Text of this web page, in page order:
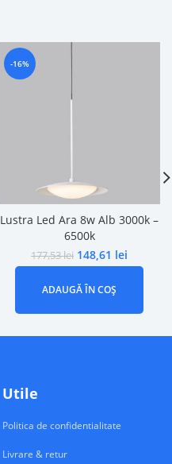
-16%
Lustra Led Ara 8w Alb 3000k –
6500k
177,53lei 148,61 lei
ADAUGĂ ÎN COȘ
Utile
Politica de confidentialitate
Livrare & retur